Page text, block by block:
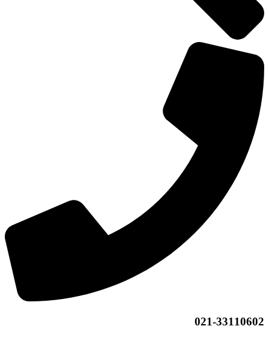
021-33110602